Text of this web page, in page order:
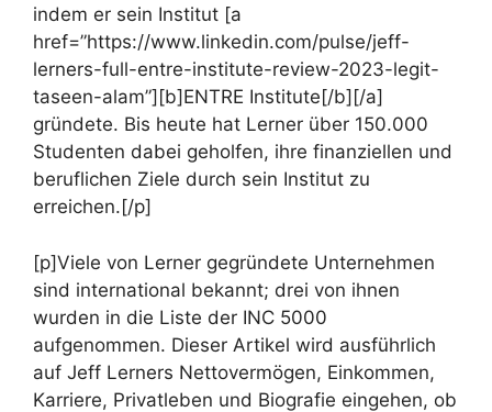
indem er sein Institut [a
href=”https://www.linkedin.com/pulse/jeff-
lerners-full-entre-institute-review-2023-legit-
taseen-alam”][b]ENTRE Institute[/b][/a]
gründete. Bis heute hat Lerner über 150.000
Studenten dabei geholfen, ihre finanziellen und
beruflichen Ziele durch sein Institut zu
erreichen.[/p]
[p]Viele von Lerner gegründete Unternehmen
sind international bekannt; drei von ihnen
wurden in die Liste der INC 5000
aufgenommen. Dieser Artikel wird ausführlich
auf Jeff Lerners Nettovermögen, Einkommen,
Karriere, Privatleben und Biografie eingehen, ob